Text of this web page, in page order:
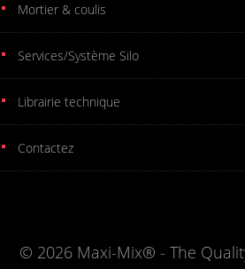
Mortier & coulis
Services/Système Silo
Librairie technique
Contactez
© 2026 Maxi-Mix® - The